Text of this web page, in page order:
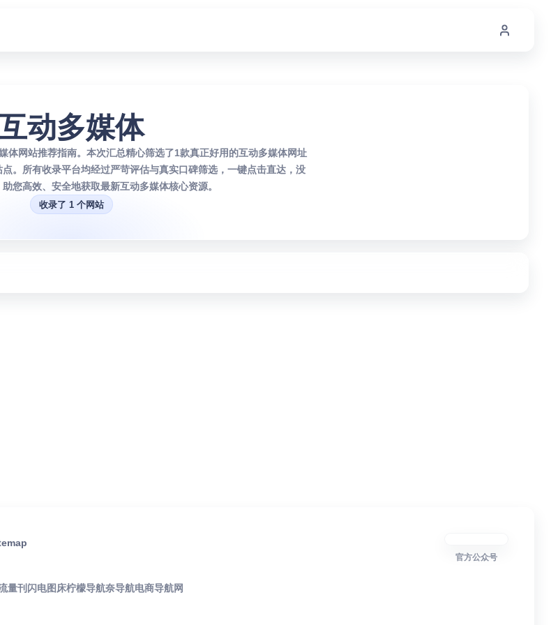
动多媒体
体网站推荐指南。本次汇总精心筛选了1款真正好用的互动多媒体网址
。所有收录平台均经过严苛评估与真实口碑筛选，一键点击直达，没
您高效、安全地获取最新互动多媒体核心资源。
收录了 1 个网站
量刊 闪电图床柠檬导航奈导航电商导航网
官方公众号